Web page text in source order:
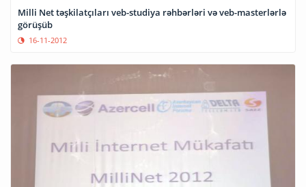
Milli Net təşkilatçıları veb-studiya rəhbərləri və veb-masterlərlə
görüşüb
16-11-2012